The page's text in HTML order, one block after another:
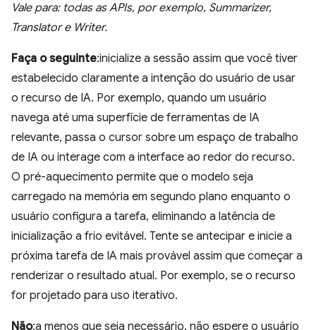
Vale para: todas as APIs, por exemplo, Summarizer,
Translator e Writer.
Faça o seguinte:inicialize a sessão assim que você tiver
estabelecido claramente a intenção do usuário de usar
o recurso de IA. Por exemplo, quando um usuário
navega até uma superfície de ferramentas de IA
relevante, passa o cursor sobre um espaço de trabalho
de IA ou interage com a interface ao redor do recurso.
O pré-aquecimento permite que o modelo seja
carregado na memória em segundo plano enquanto o
usuário configura a tarefa, eliminando a latência de
inicialização a frio evitável. Tente se antecipar e inicie a
próxima tarefa de IA mais provável assim que começar a
renderizar o resultado atual. Por exemplo, se o recurso
for projetado para uso iterativo.
Não:a menos que seja necessário, não espere o usuário